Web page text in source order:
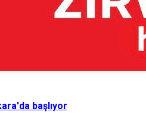
başlıyor